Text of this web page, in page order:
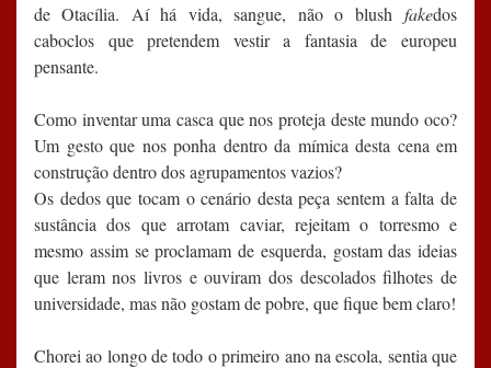
de Otacília. Aí há vida, sangue, não o blush fakedos
caboclos que pretendem vestir a fantasia de europeu
pensante.
Como inventar uma casca que nos proteja deste mundo oco?
Um gesto que nos ponha dentro da mímica desta cena em
construção dentro dos agrupamentos vazios?
Os dedos que tocam o cenário desta peça sentem a falta de
sustância dos que arrotam caviar, rejeitam o torresmo e
mesmo assim se proclamam de esquerda, gostam das ideias
que leram nos livros e ouviram dos descolados filhotes de
universidade, mas não gostam de pobre, que fique bem claro!
Chorei ao longo de todo o primeiro ano na escola, sentia que